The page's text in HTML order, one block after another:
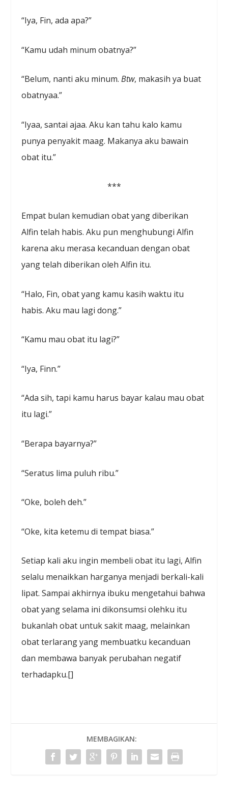
“Iya, Fin, ada apa?”
“Kamu udah minum obatnya?”
“Belum, nanti aku minum.Btw, makasih ya buat
obatnyaa.”
“Iyaa, santai ajaa. Aku kan tahu kalo kamu
punya penyakit maag. Makanya aku bawain
obat itu.”
***
Empat bulan kemudian obat yang diberikan
Alfin telah habis. Aku pun menghubungi Alfin
karena aku merasa kecanduan dengan obat
yang telah diberikan oleh Alfin itu.
“Halo, Fin, obat yang kamu kasih waktu itu
habis. Aku mau lagi dong.”
“Kamu mau obat itu lagi?”
“Iya, Finn.”
“Ada sih, tapi kamu harus bayar kalau mau obat
itu lagi.”
“Berapa bayarnya?”
“Seratus lima puluh ribu.”
“Oke, boleh deh.”
“Oke, kita ketemu di tempat biasa.”
Setiap kali aku ingin membeli obat itu lagi, Alfin
selalu menaikkan harganya menjadi berkali-kali
lipat. Sampai akhirnya ibuku mengetahui bahwa
obat yang selama ini dikonsumsi olehku itu
bukanlah obat untuk sakit maag, melainkan
obat terlarang yang membuatku kecanduan
dan membawa banyak perubahan negatif
terhadapku.[]
MEMBAGIKAN: